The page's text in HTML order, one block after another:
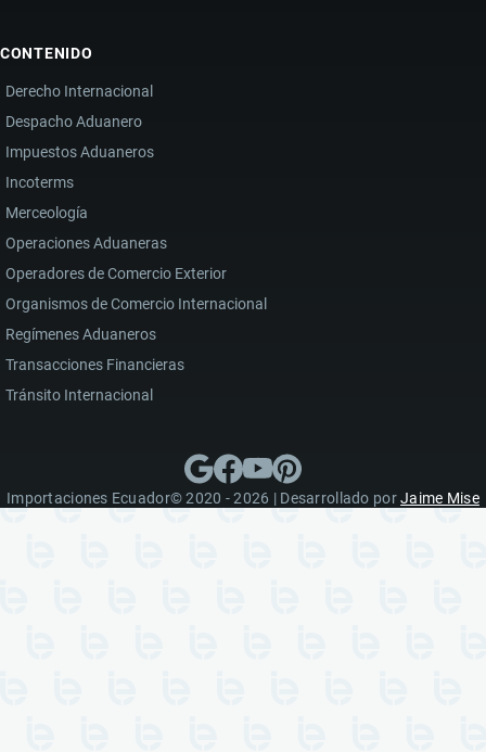
CONTENIDO
Derecho Internacional
Despacho Aduanero
Impuestos Aduaneros
Incoterms
Merceología
Operaciones Aduaneras
Operadores de Comercio Exterior
Organismos de Comercio Internacional
Regímenes Aduaneros
Transacciones Financieras
Tránsito Internacional
Importaciones Ecuador© 2020 - 2026 | Desarrollado porJaime Mise